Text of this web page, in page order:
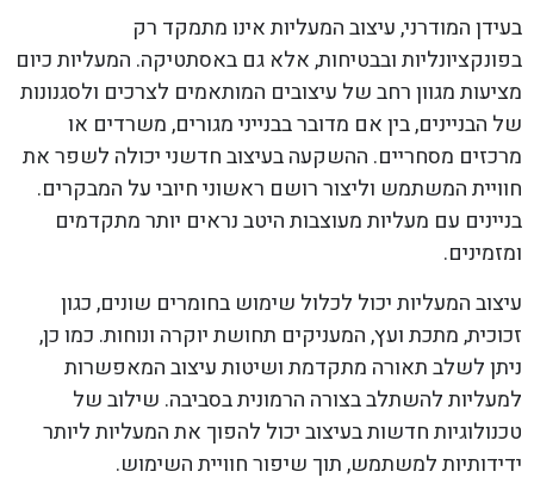
בעידן המודרני, עיצוב המעליות אינו מתמקד רק
בפונקציונליות ובבטיחות, אלא גם באסתטיקה. המעליות כיום
מציעות מגוון רחב של עיצובים המותאמים לצרכים ולסגנונות
של הבניינים, בין אם מדובר בבנייני מגורים, משרדים או
מרכזים מסחריים. ההשקעה בעיצוב חדשני יכולה לשפר את
חוויית המשתמש וליצור רושם ראשוני חיובי על המבקרים.
בניינים עם מעליות מעוצבות היטב נראים יותר מתקדמים
ומזמינים.
עיצוב המעליות יכול לכלול שימוש בחומרים שונים, כגון
זכוכית, מתכת ועץ, המעניקים תחושת יוקרה ונוחות. כמו כן,
ניתן לשלב תאורה מתקדמת ושיטות עיצוב המאפשרות
למעליות להשתלב בצורה הרמונית בסביבה. שילוב של
טכנולוגיות חדשות בעיצוב יכול להפוך את המעליות ליותר
ידידותיות למשתמש, תוך שיפור חוויית השימוש.